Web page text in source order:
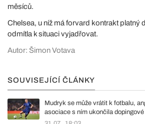
měsíců.
Chelsea, u níž má forvard kontrakt platný
odmítla k situaci vyjadřovat.
Autor: Šimon Votava
SOUVISEJÍCÍ ČLÁNKY
Mudryk se může vrátit k fotbalu,
asociace s ním ukončila dopingové